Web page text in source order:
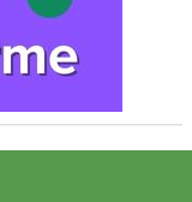
prima riunione a